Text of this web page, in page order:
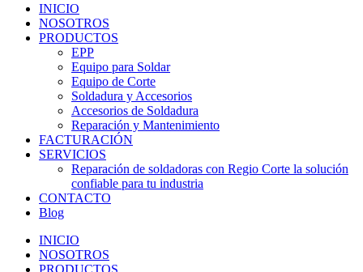
INICIO
NOSOTROS
PRODUCTOS
EPP
Equipo para Soldar
Equipo de Corte
Soldadura y Accesorios
Accesorios de Soldadura
Reparación y Mantenimiento
FACTURACIÓN
SERVICIOS
Reparación de soldadoras con Regio Corte la solución
confiable para tu industria
CONTACTO
Blog
INICIO
NOSOTROS
PRODUCTOS